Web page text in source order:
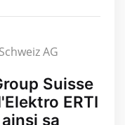
AG
Suisse
ERTI
sa